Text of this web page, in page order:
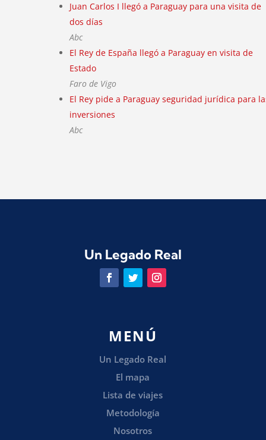
Juan Carlos I llegó a Paraguay para una visita de
dos días
Abc
El Rey de España llegó a Paraguay en visita de
Estado
Faro de Vigo
El Rey pide a Paraguay seguridad jurídica para
inversiones
Abc
Un Legado Real
MENÚ
Un Legado Real
El mapa
Lista de viajes
Metodología
Nosotros